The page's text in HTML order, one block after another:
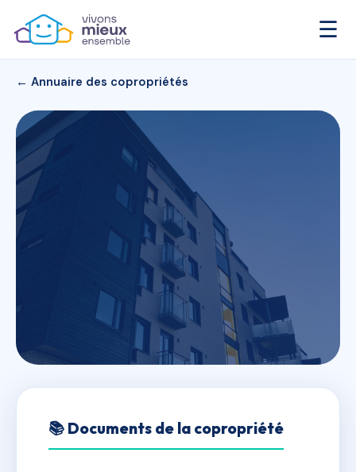
☰
← Annuaire des copropriétés
40 RUE JAUBERT
📚 Documents de la copropriété